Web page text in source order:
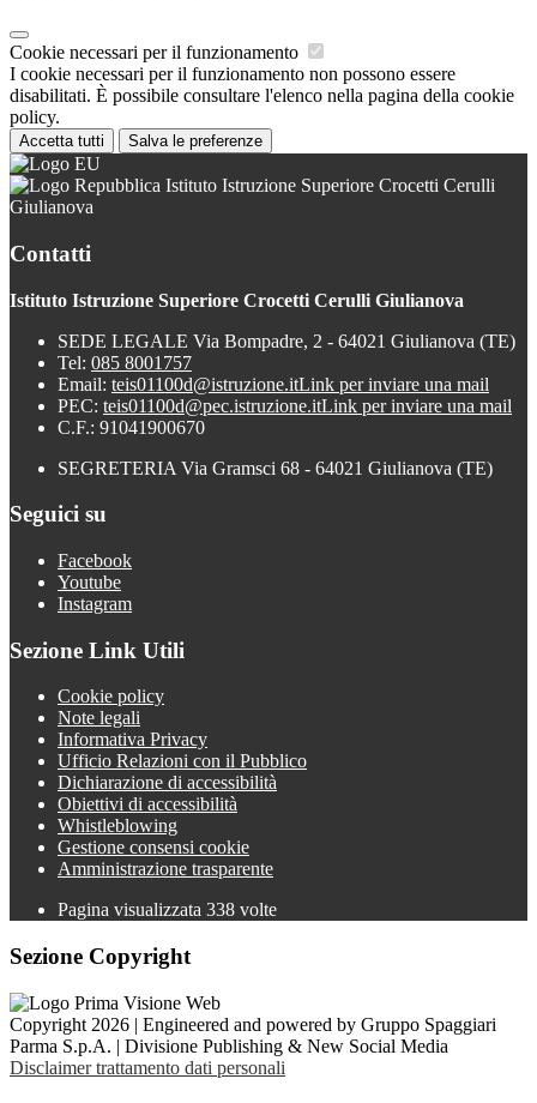
Cookie necessari per il funzionamento
I cookie necessari per il funzionamento non possono essere
disabilitati. È possibile consultare l'elenco nella pagina della cookie
policy.
Accetta tutti Salva le preferenze
Istituto Istruzione Superiore Crocetti Cerulli
Giulianova
Contatti
Istituto Istruzione Superiore Crocetti Cerulli Giulianova
SEDE LEGALE Via Bompadre, 2 - 64021 Giulianova (TE)
Tel: 085 8001757
Email: teis01100d@istruzione.itLink per inviare una mail
PEC: teis01100d@pec.istruzione.itLink per inviare una mail
C.F.: 91041900670
SEGRETERIA Via Gramsci 68 - 64021 Giulianova (TE)
Seguici su
Facebook
Youtube
Instagram
Sezione Link Utili
Cookie policy
Note legali
Informativa Privacy
Ufficio Relazioni con il Pubblico
Dichiarazione di accessibilità
Obiettivi di accessibilità
Whistleblowing
Gestione consensi cookie
Amministrazione trasparente
Pagina visualizzata 338 volte
Sezione Copyright
Copyright 2026 | Engineered and powered by Gruppo Spaggiari
Parma S.p.A. | Divisione Publishing & New Social Media
Disclaimer trattamento dati personali